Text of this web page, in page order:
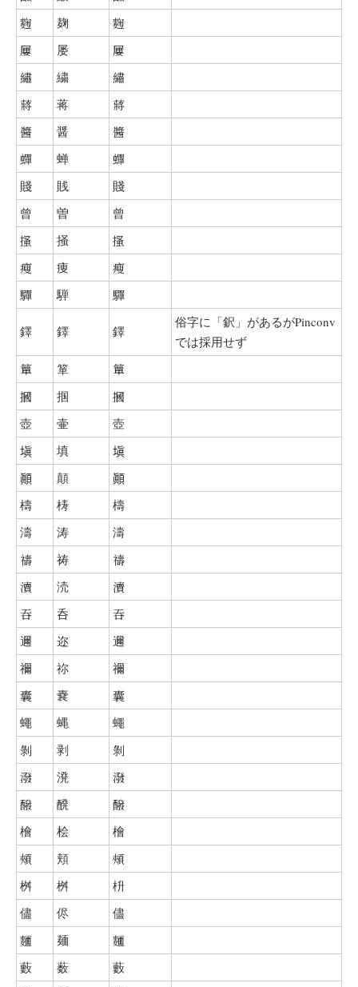
麴
麹
麴
屢
屡
屢
繡
繍
繡
蔣
蒋
蔣
醬
醤
醬
蟬
蝉 蟬
賤 賎
賤
曾
曽 曾
搔 掻
搔
瘦
痩
瘦
驒
騨 驒
鐸 鐸 鐸
俗字に「鈬」があるがPinconv
では採用せず
簞 箪
簞
摑
掴 摑
壺 壷 壺
塡 填
塡
顚
顛 顚
檮 梼
檮
濤
涛 濤
禱 祷
禱
瀆
涜
瀆
吞
呑 吞
邇 迩
邇
禰
祢 禰
囊 嚢 囊
蠅 蝿 蠅
剝 剥
剝
潑
溌
潑
醱
醗 醱
檜 桧 檜
頰 頬 頰
桝 桝
枡
儘
侭 儘
麵 麺 麵
藪 薮 藪